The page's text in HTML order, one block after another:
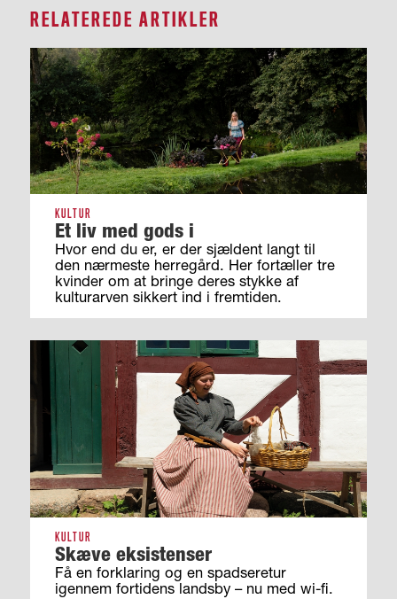
RELATEREDE ARTIKLER
KULTUR
Et liv med gods i
Hvor end du er, er der sjældent langt til
den nærmeste herregård. Her fortæller tre
kvinder om at bringe deres stykke af
kulturarven sikkert ind i fremtiden.
KULTUR
Skæve eksistenser
Få en forklaring og en spadseretur
igennem fortidens landsby – nu med wi-fi.